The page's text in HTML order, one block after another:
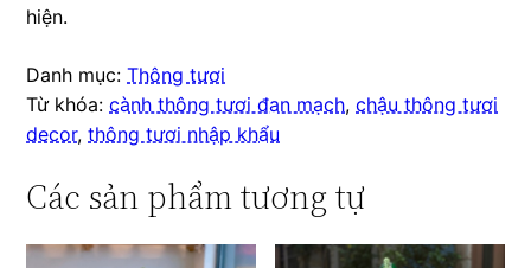
hiện.
Danh mục:Thông tươi
Từ khóa:cành thông tươi đan mạch,chậu thông tươi
decor,thông tươi nhập khẩu
Các sản phẩm tương tự